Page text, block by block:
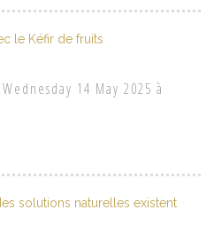
le Kéfir de fruits
14 May 2025 à
solutions naturelles existent